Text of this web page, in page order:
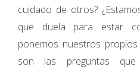
cuidado de otros?
que duela para estar
ponemos nuestros
son las preguntas